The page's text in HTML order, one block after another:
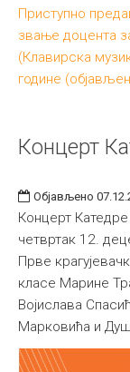
Приступно
звање доцента
(Клавирска
године
Концерт
Објављено
Концерт
четвртак 12.
Прве
класе Марине
Војислава
Марковића и